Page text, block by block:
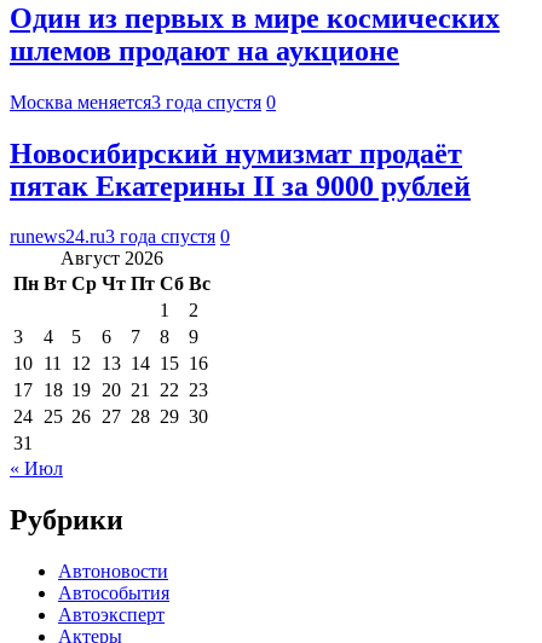
Один из первых в мире космических
шлемов продают на аукционе
Москва меняется3 года спустя 0
Новосибирский нумизмат продаёт
пятак Екатерины II за 9000 рублей
runews24.ru3 года спустя 0
Август 2026
Пн Вт Ср Чт Пт Сб Вс
1
2
3
4 5 6 7 8
9
10 11 12 13 14 15 16
17 18 19 20 21 22 23
24 25 26 27 28 29 30
31
« Июл
Рубрики
Автоновости
Автособытия
Автоэксперт
Актеры